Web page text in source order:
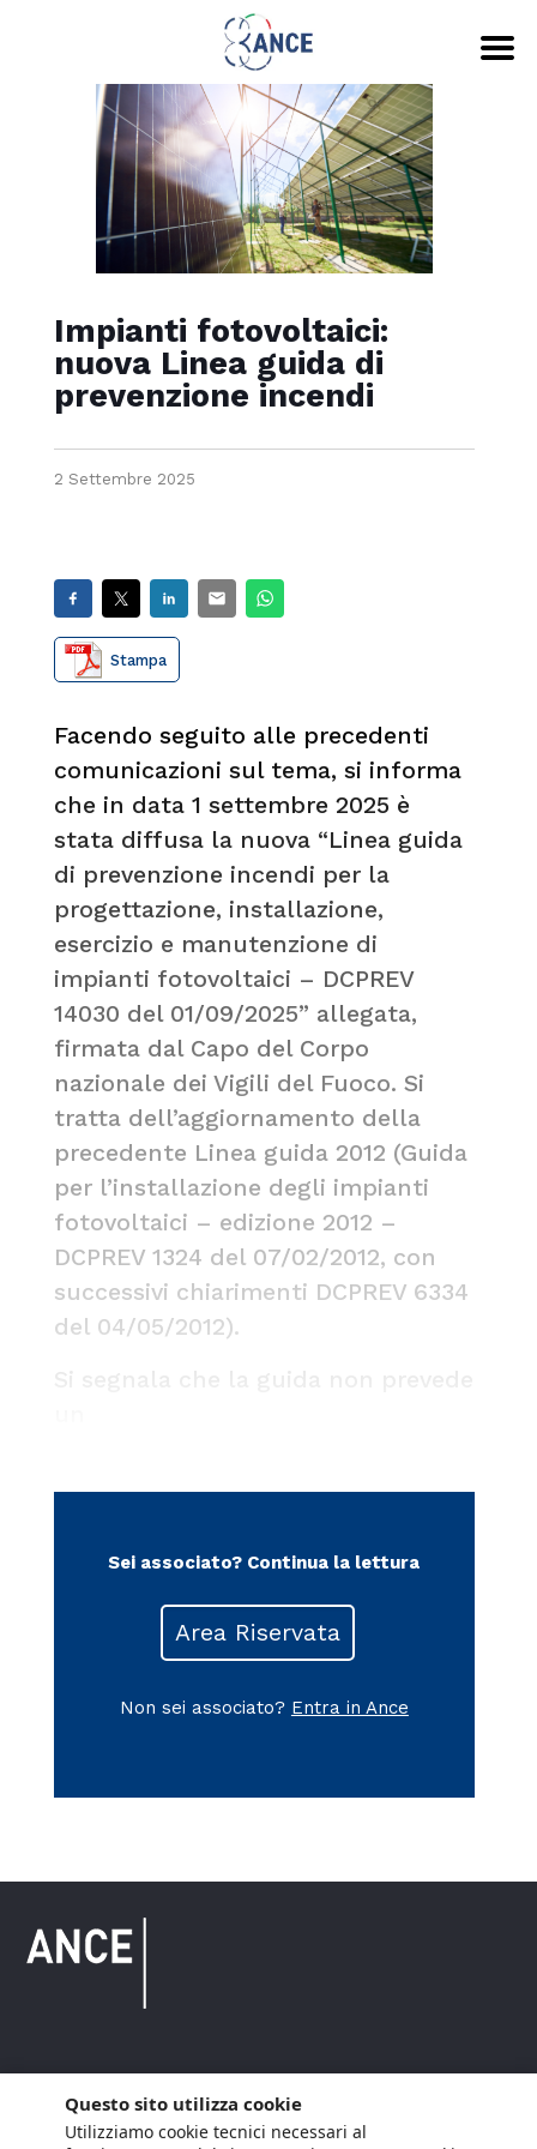
Impianti fotovoltaici:
nuova Linea guida di
prevenzione incendi
2 Settembre 2025
Stampa
Facendo seguito alle precedenti
comunicazioni sul tema, si informa
che in data 1 settembre 2025 è
stata diffusa la nuova “Linea guida
di prevenzione incendi per la
progettazione, installazione,
esercizio e manutenzione di
impianti fotovoltaici – DCPREV
14030 del 01/09/2025” allegata,
firmata dal Capo del Corpo
nazionale dei Vigili del Fuoco. Si
tratta dell’aggiornamento della
precedente Linea guida 2012 (Guida
per l’installazione degli impianti
fotovoltaici – edizione 2012 –
DCPREV 1324 del 07/02/2012, con
successivi chiarimenti DCPREV 6334
del 04/05/2012).
Sei associato? Continua la lettura
Area Riservata
Non sei associato? Entra in Ance
Copyright © 2021 ANCE. Tutti i diritti riservati.
Privacy
Arianna Net
Società di
Questo sito utilizza cookie
Utilizziamo cookie tecnici necessari al